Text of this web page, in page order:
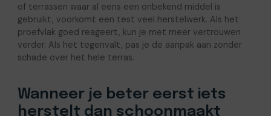
of terrassen waar al eens een onbekend middel is
gebruikt, voorkomt een test veel herstelwerk. Als het
proefvlak goed reageert, kun je met meer vertrouwen
verder. Als het tegenvalt, pas je de aanpak aan zonder
schade over het hele terras.
Wanneer je beter eerst iets
herstelt dan schoonmaakt